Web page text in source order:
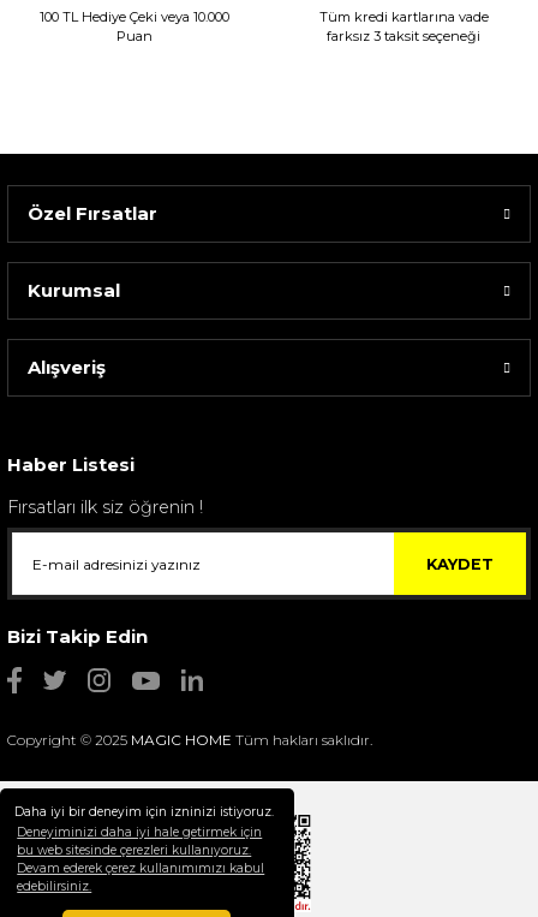
Daha iyi bir deneyim için izninizi istiyoruz.
Deneyiminizi daha iyi hale getirmek için
bu web sitesinde çerezleri kullanıyoruz.
Devam ederek çerez kullanımımızı kabul
edebilirsiniz.
Sarev Elfıda Flanel Nevresim Takımı Çift Kişili...
Selim Dekor Chain 15x20 Çerçeve Vizon
100 TL Hediye Çeki veya 10.000
Puan
Tüm kredi kartlarına vade
farksız 3 taksit seçeneği
Özel Fırsatlar
Kurumsal
Alışveriş
Haber Listesi
Fırsatları ilk siz öğrenin !
KAYDET
Bizi Takip Edin
Copyright © 2025 MAGIC HOME Tüm hakları saklıdır.